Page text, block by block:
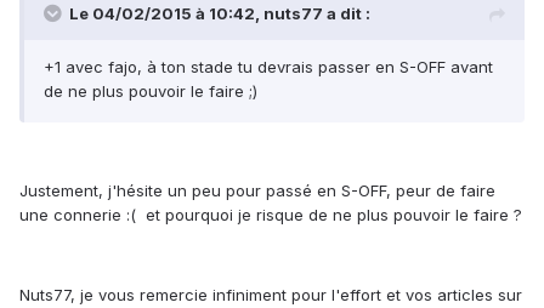
Le 04/02/2015 à 10:42, nuts77 a dit :
+1 avec fajo, à ton stade tu devrais passer en S-OFF avant
de ne plus pouvoir le faire ;)
Justement, j'hésite un peu pour passé en S-OFF, peur de faire
une connerie :( et pourquoi je risque de ne plus pouvoir le faire ?
Nuts77, je vous remercie infiniment pour l'effort et vos articles sur